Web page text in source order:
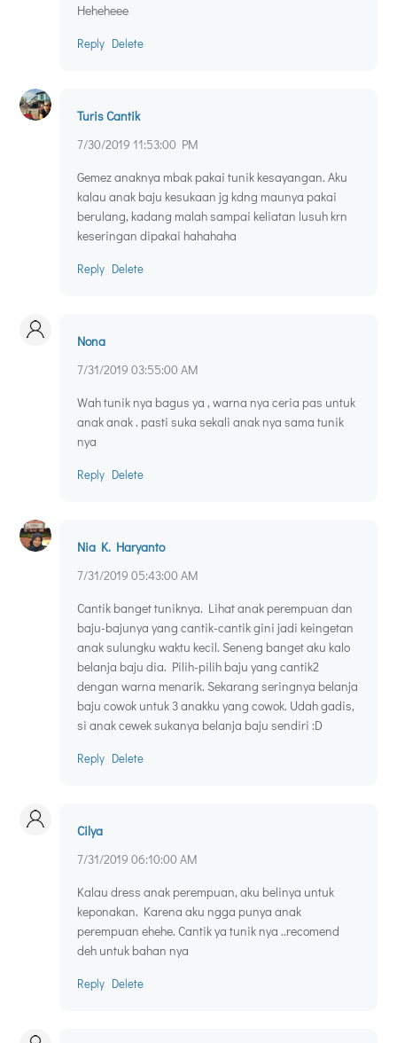
Heheheee
Reply Delete
Turis Cantik
7/30/2019 11:53:00 PM
Gemez anaknya mbak pakai tunik kesayangan. Aku
kalau anak baju kesukaan jg kdng maunya pakai
berulang, kadang malah sampai keliatan lusuh krn
keseringan dipakai hahahaha
Reply Delete
Nona
7/31/2019 03:55:00 AM
Wah tunik nya bagus ya , warna nya ceria pas untuk
anak anak . pasti suka sekali anak nya sama tunik
nya
Reply Delete
Nia K. Haryanto
7/31/2019 05:43:00 AM
Cantik banget tuniknya. Lihat anak perempuan dan
baju-bajunya yang cantik-cantik gini jadi keingetan
anak sulungku waktu kecil. Seneng banget aku kalo
belanja baju dia. Pilih-pilih baju yang cantik2
dengan warna menarik. Sekarang seringnya belanja
baju cowok untuk 3 anakku yang cowok. Udah gadis,
si anak cewek sukanya belanja baju sendiri :D
Reply Delete
Cilya
7/31/2019 06:10:00 AM
Kalau dress anak perempuan, aku belinya untuk
keponakan. Karena aku ngga punya anak
perempuan ehehe. Cantik ya tunik nya ..recomend
deh untuk bahan nya
Reply Delete